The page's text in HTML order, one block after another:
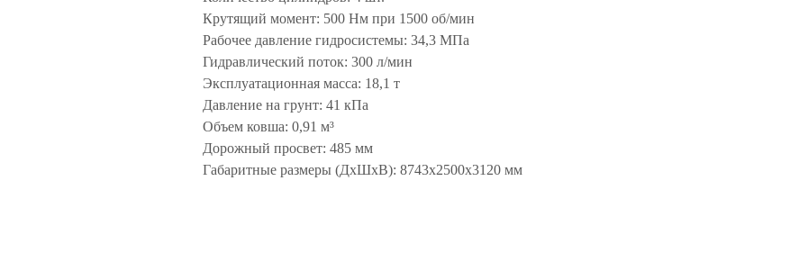
Крутящий момент: 500 Нм при 1500 об/мин
Рабочее давление гидросистемы: 34,3 МПа
Гидравлический поток: 300 л/мин
Эксплуатационная масса: 18,1 т
Давление на грунт: 41 кПа
Объем ковша: 0,91 м³
Дорожный просвет: 485 мм
Габаритные размеры (ДхШхВ): 8743x2500x3120 мм